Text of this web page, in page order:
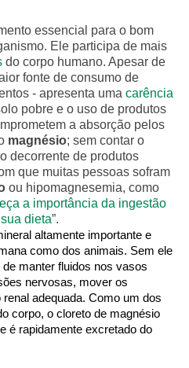
essencial para o bom
Ele participa de mais
do corpo humano. Apesar de
fonte de consumo de
- apresenta uma carência
pobre e o uso de produtos
a absorção pelos
magnésio; sem contar o
decorrente de produtos
que muitas pessoas sofram
ou hipomagnesemia, como
a importância da ingestão
dieta”.
altamente importante e
como dos animais. Sem ele
manter fluidos nos vasos
nervosas, mover os
adequada. Como um dos
corpo, o cloreto de magnésio
é rapidamente excretado do